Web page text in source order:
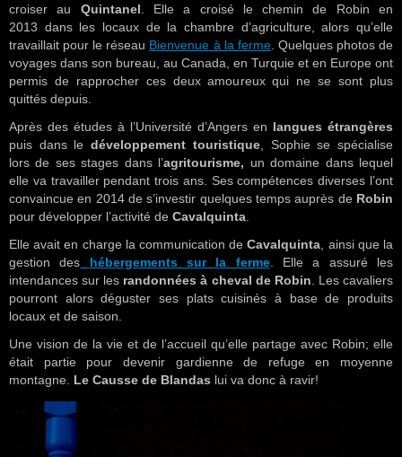
croiser au Quintanel. Elle a croisé le chemin de Robin en
2013 dans les locaux de la chambre d’agriculture, alors qu’elle
travaillait pour le réseau Bienvenue à la ferme. Quelques photos de
voyages dans son bureau, au Canada, en Turquie et en Europe ont
permis de rapprocher ces deux amoureux qui ne se sont plus
quittés depuis.
Après des études à l’Université d’Angers en langues étrangères
puis dans ledéveloppement touristique, Sophie se spécialise
lors de ses stages dans l’agritourisme, un domaine dans lequel
elle va travailler pendant trois ans. Ses compétences diverses l’ont
convaincue en 2014 de s’investir quelques temps auprès de Robin
pour développer l’activité de Cavalquinta.
Elle avait en charge la communication deCavalquinta, ainsi que la
gestion des
hébergements sur la ferme. Elle a assuré les
intendances sur les randonnées à cheval de Robin. Les cavaliers
pourront alors déguster ses plats cuisinés à base de produits
locaux et de saison.
Une vision de la vie et de l’accueil qu’elle partage avec Robin; elle
était partie pour devenir gardienne de refuge en moyenne
montagne. Le Causse de Blandas lui va donc à ravir!